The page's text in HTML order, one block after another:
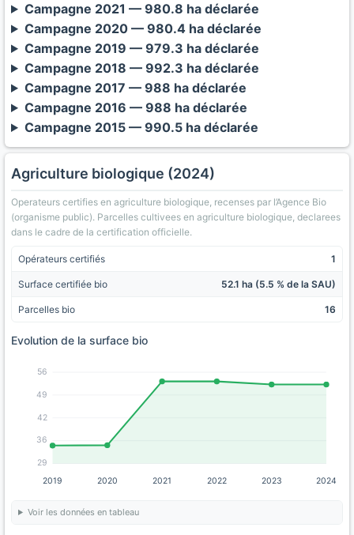
Campagne 2021 — 980.8 ha déclarée
Campagne 2020 — 980.4 ha déclarée
Campagne 2019 — 979.3 ha déclarée
Campagne 2018 — 992.3 ha déclarée
Campagne 2017 — 988 ha déclarée
Campagne 2016 — 988 ha déclarée
Campagne 2015 — 990.5 ha déclarée
Agriculture biologique (2024)
Operateurs certifies en agriculture biologique, recenses par l’Agence Bio
(organisme public). Parcelles cultivees en agriculture biologique, declarees
dans le cadre de la certification officielle.
Opérateurs certifiés 1
Surface certifiée bio 52.1 ha (5.5 % de la SAU)
Parcelles bio 16
Evolution de la surface bio
29
36
42
49
56
2019 2020 2021 2022 2023 2024
Voir les données en tableau